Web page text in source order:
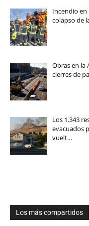
Incendio en
colapso de
Obras en la
cierres de
Los 1.343
evacuados
vuelt…
Los más compartidos